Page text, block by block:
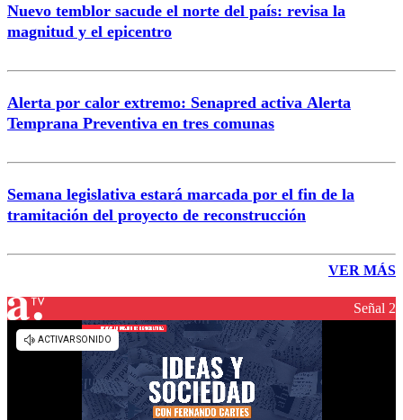
Nuevo temblor sacude el norte del país: revisa la
magnitud y el epicentro
Alerta por calor extremo: Senapred activa Alerta
Temprana Preventiva en tres comunas
Semana legislativa estará marcada por el fin de la
tramitación del proyecto de reconstrucción
VER MÁS
Señal 2